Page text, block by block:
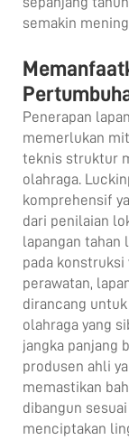
semakin
Penerapan
memerlukan
teknis struktur
olahraga.
komprehensif
dari penilaian
lapangan tahan
pada konstruksi
perawatan,
dirancang
olahraga yang
jangka panjang
produsen ahli
memastikan
dibangun
menciptakan